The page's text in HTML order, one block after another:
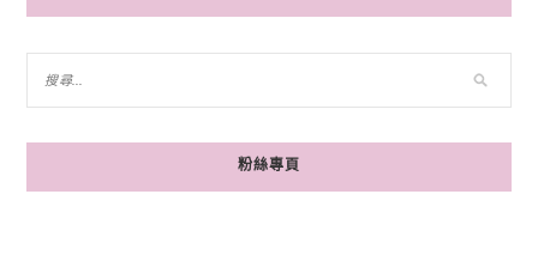
粉絲專頁